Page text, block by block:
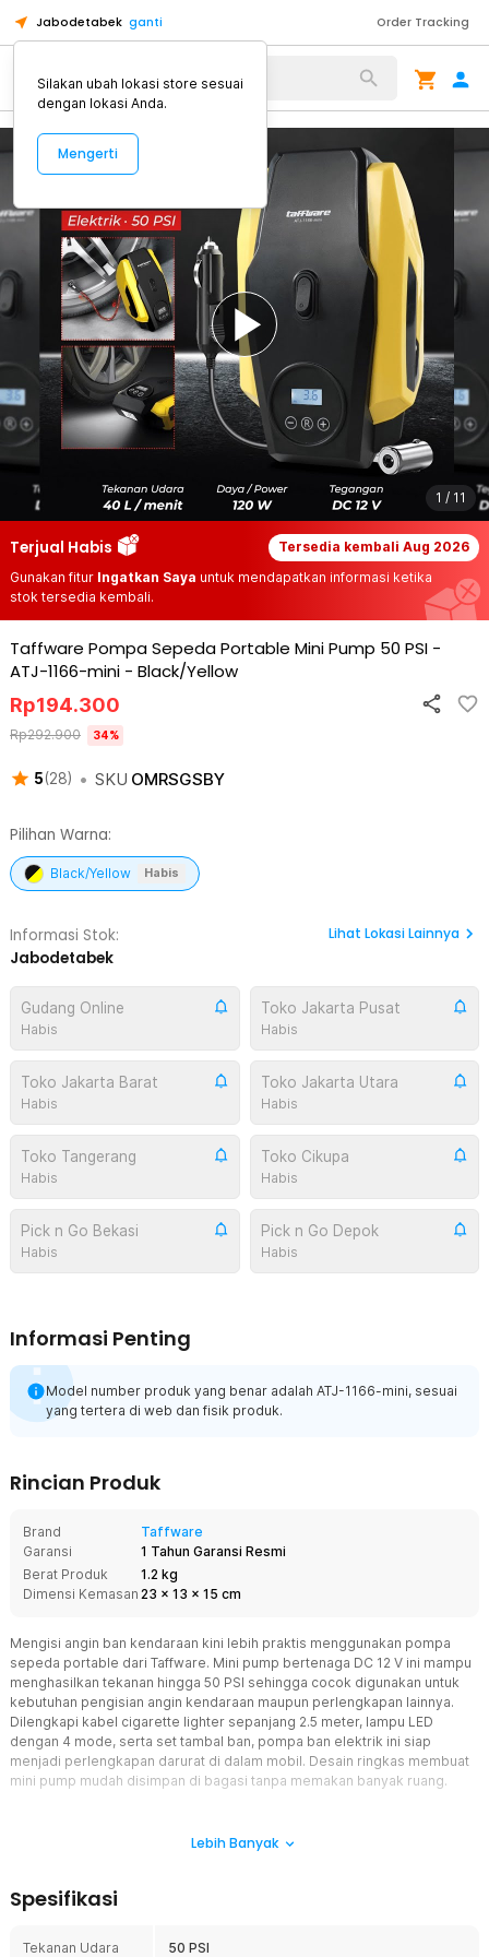
Jabodetabek ganti Order Tracking
Alat Kopi
1 / 11
Terjual Habis Tersedia kembali Aug 2026
Gunakan fitur Ingatkan Saya untuk mendapatkan informasi ketika
stok tersedia kembali.
Taffware Pompa Sepeda Portable Mini Pump 50 PSI -
ATJ-1166-mini - Black/Yellow
5(28) • SKU OMRSGSBY
Rp194.300
Rp292.900 34%
Pilihan Warna:
Black/Yellow Habis
Informasi Stok:
Jabodetabek
Lihat Lokasi Lainnya
Gudang Online
Habis
Toko Jakarta Pusat
Habis
Toko Jakarta Barat
Habis
Toko Jakarta Utara
Habis
Toko Tangerang
Habis
Toko Cikupa
Habis
Pick n Go Bekasi
Habis
Pick n Go Depok
Habis
Informasi Penting
Model number produk yang benar adalah ATJ-1166-mini, sesuai
yang tertera di web dan fisik produk.
Rincian Produk
Brand
Taffware
Garansi
1 Tahun Garansi Resmi
Berat Produk
1.2 kg
Dimensi Kemasan 23 x 13 x 15 cm
Mengisi angin ban kendaraan kini lebih praktis menggunakan pompa
sepeda portable dari Taffware. Mini pump bertenaga DC 12 V ini mampu
menghasilkan tekanan hingga 50 PSI sehingga cocok digunakan untuk
kebutuhan pengisian angin kendaraan maupun perlengkapan lainnya.
Dilengkapi kabel cigarette lighter sepanjang 2.5 meter, lampu LED
dengan 4 mode, serta set tambal ban, pompa ban elektrik ini siap
menjadi perlengkapan darurat di dalam mobil. Desain ringkas membuat
mini pump mudah disimpan di bagasi tanpa memakan banyak ruang.
mampu menghasilkan tekanan hingga 50 PSI untuk membantu
manual. Performa tersebut cocok digunakan untuk kebutuhan
Lebih Banyak
Spesifikasi
Tekanan Udara 50 PSI
Silakan ubah lokasi store sesuai
dengan lokasi Anda.
Mengerti